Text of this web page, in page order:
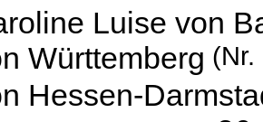
Luise von
Württemberg (Nr.
Hessen-